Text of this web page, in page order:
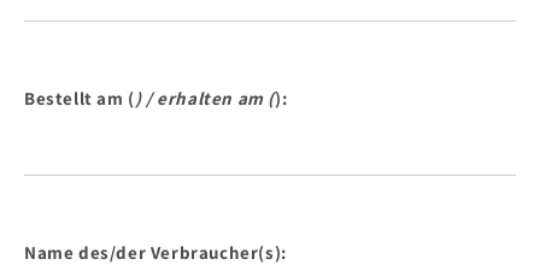
Bestellt am () / erhalten am ():
Name des/der Verbraucher(s):